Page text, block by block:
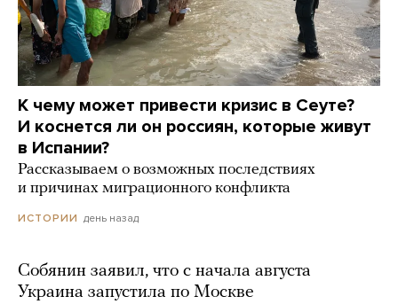
К чему может привести кризис в Сеуте?
И коснется ли он россиян, которые живут
в Испании?
Рассказываем о возможных последствиях
и причинах миграционного конфликта
ИСТОРИИ день назад
Собянин заявил, что с начала августа
Украина запустила по Москве